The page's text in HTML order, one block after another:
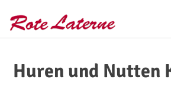
Huren und Nutten